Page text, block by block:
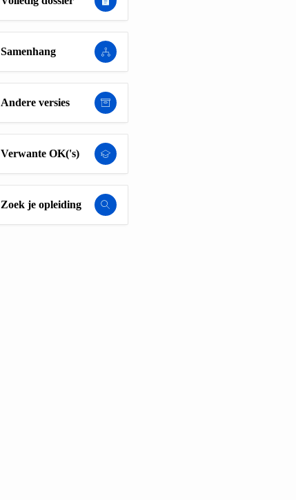
Samenhang
Andere versies
Verwante OK('s)
Zoek je opleiding